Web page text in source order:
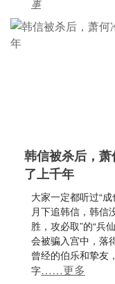
事
韩信被杀后，
了上千年
大家一定都听过“
月下追韩信，韩信
胜，攻必取”的“兵
会被骗入宫中，落
曾经的伯乐和挚友
字……更多